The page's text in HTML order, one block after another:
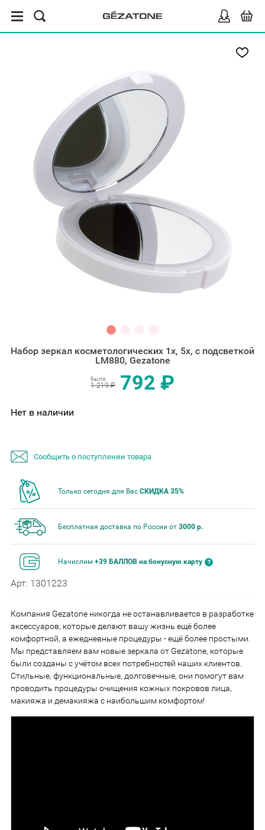
Набор зеркал косметологических 1х, 5x, с подсветкой
LM880, Gezatone
было
1 219 ₽ 792 ₽
Нет в наличии
Сообщить о поступлении товара
Только сегодня для Вас СКИДКА 35%
Бесплатная доставка по России от 3000 р.
Начислим +39 БАЛЛОВ на бонусную карту
Арт: 1301223
Компания Gezatone никогда не останавливается в разработке
аксессуаров, которые делают вашу жизнь ещё более
комфортной, а ежедневные процедуры - ещё более простыми.
Мы представляем вам новые зеркала от Gezatone, которые
были созданы с учётом всех потребностей наших клиентов.
Стильные, функциональные, долговечные, они помогут вам
проводить процедуры очищения кожных покровов лица,
макияжа и демакияжа с наибольшим комфортом!